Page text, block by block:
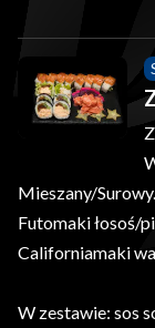
Mieszany/Surowy.
Futomaki łosoś/
Californiamaki
W zestawie: sos